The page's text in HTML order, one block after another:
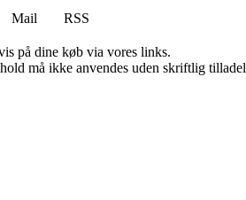
Mail
RSS
på dine køb via vores links.
må ikke anvendes uden skriftlig